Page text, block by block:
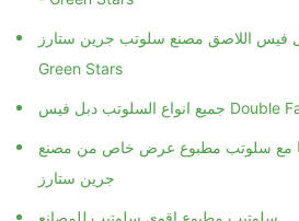
فيس اللاصق مصنع سلوتب جرين ستارز -
Green Stars
مع سلوتب مطبوع عرض خاص من مصنع
جرين ستارز
سلوتيب مطبوع اقوي سلوتيب للمصانع